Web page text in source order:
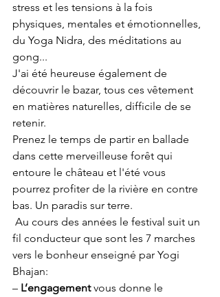
stress et les tensions à la fois
physiques, mentales et émotionnelles,
du Yoga Nidra, des méditations au
gong...
J'ai été heureuse également de
découvrir le bazar, tous ces vêtement
en matières naturelles, difficile de se
retenir.
Prenez le temps de partir en ballade
dans cette merveilleuse forêt qui
entoure le château et l'été vous
pourrez profiter de la rivière en contre
bas. Un paradis sur terre.
Au cours des années le festival suit un
fil conducteur que sont les 7 marches
vers le bonheur enseigné par Yogi
Bhajan:
– L’engagement vous donne le